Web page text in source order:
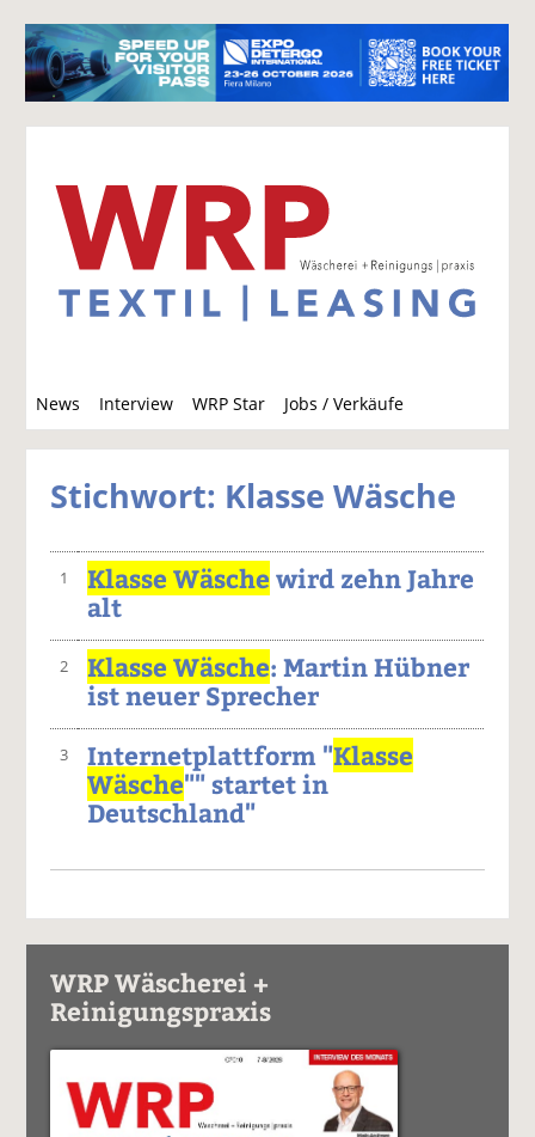
News Interview WRP Star Jobs / Verkäufe
u
c
Stichwort: Klasse Wäsche
1 Klasse Wäsche wird zehn Jahre
alt
2 Klasse Wäsche: Martin Hübner
ist neuer Sprecher
3 Internetplattform "Klasse
Wäsche"" startet in
Deutschland"
WRP Wäscherei +
Reinigungspraxis